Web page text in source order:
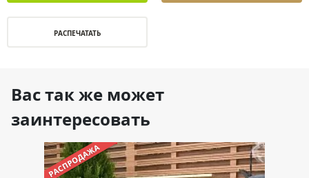
РАСПЕЧАТАТЬ
Вас так же может
заинтересовать